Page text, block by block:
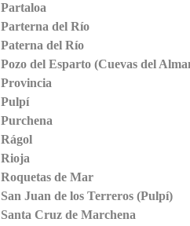
Partaloa
Parterna del Río
Paterna del Río
Pozo del Esparto (Cuevas del
Provincia
Pulpí
Purchena
Rágol
Rioja
Roquetas de Mar
San Juan de los Terreros (Pulpí)
Santa Cruz de Marchena